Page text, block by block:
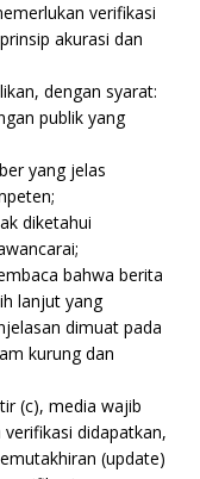
verifikasi
akurasi dan
dengan syarat:
publik yang
yang jelas
diketahui
bahwa berita
lanjut yang
dimuat pada
kurung dan
(c), media wajib
didapatkan,
(update)